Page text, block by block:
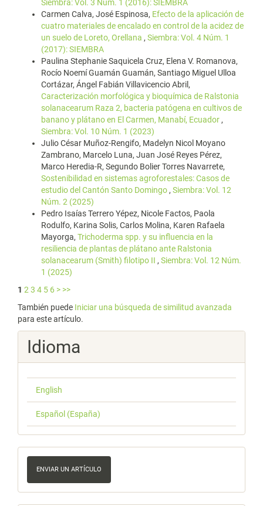
Siembra: Vol. 3 Núm. 1 (2016): SIEMBRA
Carmen Calva, José Espinosa, Efecto de la aplicación de
cuatro materiales de encalado en control de la acidez de
un suelo de Loreto, Orellana , Siembra: Vol. 4 Núm. 1
(2017): SIEMBRA
Paulina Stephanie Saquicela Cruz, Elena V. Romanova,
Rocío Noemí Guamán Guamán, Santiago Miguel Ulloa
Cortázar, Ángel Fabián Villavicencio Abril,
Caracterización morfológica y bioquímica de Ralstonia
solanacearum Raza 2, bacteria patógena en cultivos de
banano y plátano en El Carmen, Manabí, Ecuador ,
Siembra: Vol. 10 Núm. 1 (2023)
Julio César Muñoz-Rengifo, Madelyn Nicol Moyano
Zambrano, Marcelo Luna, Juan José Reyes Pérez,
Marco Heredia-R, Segundo Bolier Torres Navarrete,
Sostenibilidad en sistemas agroforestales: Casos de
estudio del Cantón Santo Domingo , Siembra: Vol. 12
Núm. 2 (2025)
Pedro Isaías Terrero Yépez, Nicole Factos, Paola
Rodulfo, Karina Solis, Carlos Molina, Karen Rafaela
Mayorga, Trichoderma spp. y su influencia en la
resiliencia de plantas de plátano ante Ralstonia
solanacearum (Smith) filotipo II , Siembra: Vol. 12 Núm.
1 (2025)
1 2 3 4 5 6 > >>
También puede Iniciar una búsqueda de similitud avanzada
para este artículo.
Idioma
English
Español (España)
Enviar
un
artículo
ENVIAR UN ARTÍCULO